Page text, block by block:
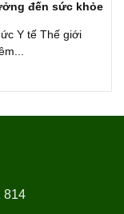
đến sức khỏe
Y tế Thế giới
814